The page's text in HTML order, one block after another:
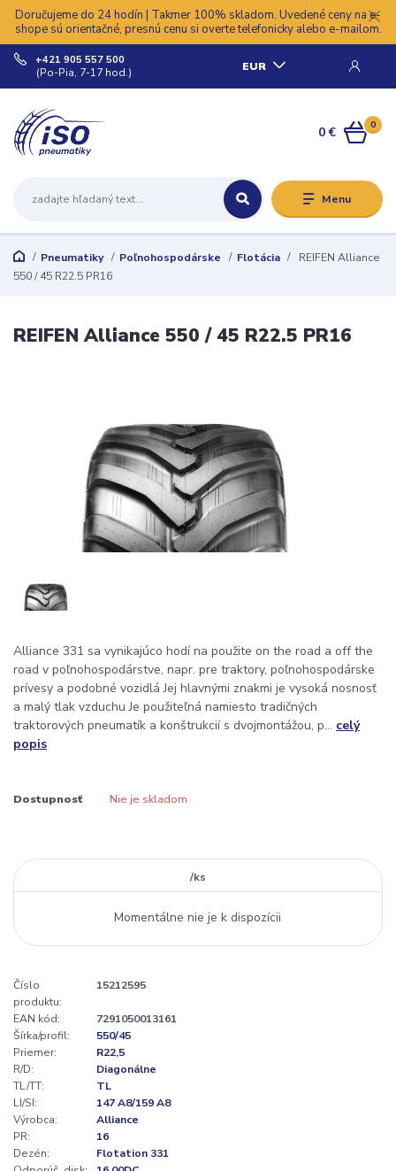
Doručujeme do 24 hodín | Takmer 100% skladom. Uvedené ceny na e-
shope sú orientačné, presnú cenu si overte telefonicky alebo e-mailom.
Menu
EUR
+421 905 557 500
(Po-Pia, 7-17 hod.)
0
0 €
Pneumatiky Poľnohospodárske Flotácia
REIFEN Alliance
550 / 45 R22.5 PR16
REIFEN Alliance 550 / 45 R22.5 PR16
Alliance 331 sa vynikajúco hodí na použite on the road a off the
road v poľnohospodárstve, napr. pre traktory, poľnohospodárske
prívesy a podobné vozidlá Jej hlavnými znakmi je vysoká nosnosť
a malý tlak vzduchu Je použiteľná namiesto tradičných
traktorových pneumatík a konštrukcií s dvojmontážou, p... celý
popis
Dostupnosť Nie je skladom
/ks
Momentálne nie je k dispozícii
Číslo
produktu:
15212595
EAN kód:
7291050013161
Šírka/profil:
550/45
Priemer:
R22,5
R/D:
Diagonálne
TL/TT:
TL
LI/SI:
147 A8/159 A8
Výrobca:
Alliance
PR:
16
Dezén:
Flotation 331